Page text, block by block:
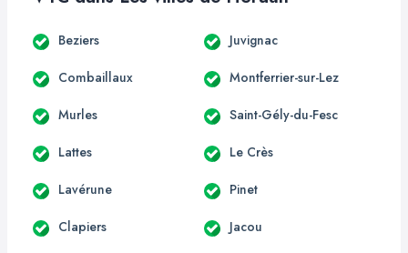
Beziers Juvignac
Combaillaux Montferrier-sur-Lez
Murles Saint-Gély-du-Fesc
Lattes Le Crès
Lavérune Pinet
Clapiers Jacou